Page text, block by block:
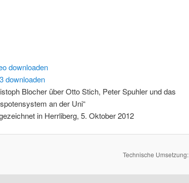
downloaden
downloaden
Blocher über Otto Stich, Peter Spuhler und das
an der Uni“
in Herrliberg, 5. Oktober 2012
Technische Umsetzung: